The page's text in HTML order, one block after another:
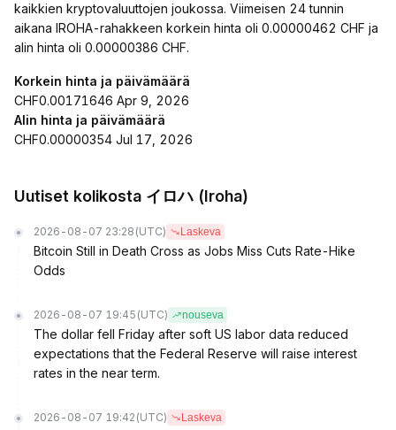
kaikkien kryptovaluuttojen joukossa. Viimeisen 24 tunnin
aikana IROHA-rahakkeen korkein hinta oli 0.00000462 CHF ja
alin hinta oli 0.00000386 CHF.
Korkein hinta ja päivämäärä
CHF0.00171646 Apr 9, 2026
Alin hinta ja päivämäärä
CHF0.00000354 Jul 17, 2026
Uutiset kolikosta イロハ (Iroha)
2026-08-07 23:28 (UTC) Laskeva
Bitcoin Still in Death Cross as Jobs Miss Cuts Rate-Hike
Odds
2026-08-07 19:45 (UTC) nouseva
The dollar fell Friday after soft US labor data reduced
expectations that the Federal Reserve will raise interest
rates in the near term.
2026-08-07 19:42 (UTC) Laskeva